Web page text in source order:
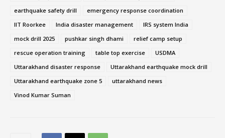
earthquake safety drill
emergency response coordination
IIT Roorkee
India disaster management
IRS system India
mock drill 2025
pushkar singh dhami
relief camp setup
rescue operation training
table top exercise
USDMA
Uttarakhand disaster response
Uttarakhand earthquake mock drill
Uttarakhand earthquake zone 5
uttarakhand news
Vinod Kumar Suman